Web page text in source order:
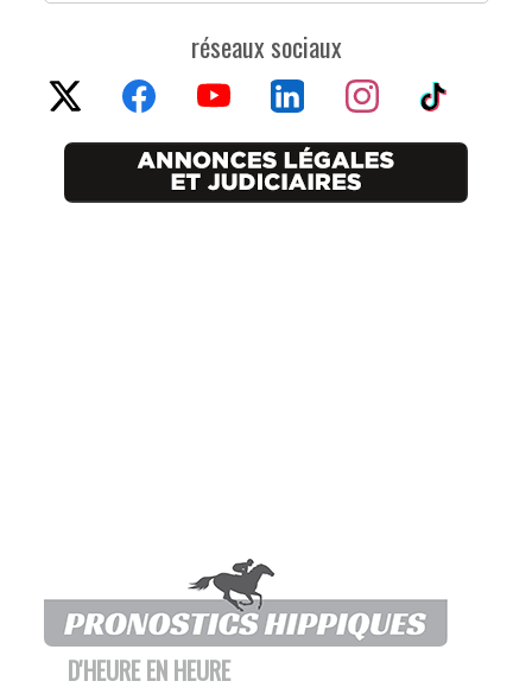
réseaux sociaux
D'HEURE EN HEURE